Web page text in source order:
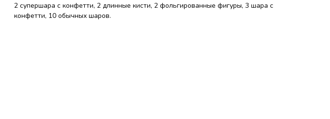
2 супершара с конфетти, 2 длинные кисти, 2 фольгированные фигуры, 3 шара с
конфетти, 10 обычных шаров.